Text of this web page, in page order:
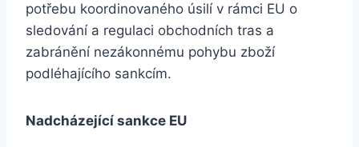
potřebu koordinovaného úsilí v rámci EU o
sledování a regulaci obchodních tras a
zabránění nezákonnému pohybu zboží
podléhajícího sankcím.
Nadcházející sankce EU